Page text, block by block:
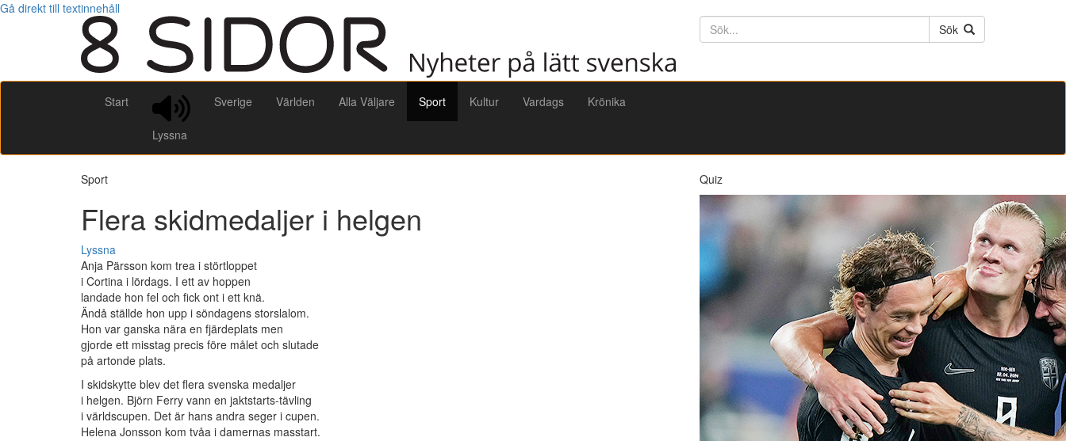
Gå direkt till textinnehåll
Söktext
Sök
Start
Lyssna
Sverige Världen Alla Väljare Sport Kultur Vardags Krönika
Sport
Flera skidmedaljer i helgen
Lyssna
Anja Pärsson kom trea i störtloppet
i Cortina i lördags. I ett av hoppen
landade hon fel och fick ont i ett knä.
Ändå ställde hon upp i söndagens storslalom.
Hon var ganska nära en fjärdeplats men
gjorde ett misstag precis före målet och slutade
på artonde plats.
I skidskytte blev det flera svenska medaljer
i helgen. Björn Ferry vann en jaktstarts-tävling
i världscupen. Det är hans andra seger i cupen.
Helena Jonsson kom tvåa i damernas masstart.
Quiz